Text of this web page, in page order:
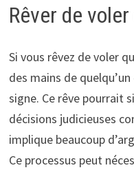
Rêver de
Si vous rêvez de voler
des mains de
signe. Ce rêve pourrait
décisions judicieuses
implique beaucoup
Ce processus peut